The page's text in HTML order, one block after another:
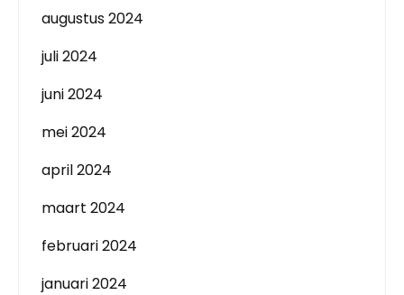
augustus 2024
juli 2024
juni 2024
mei 2024
april 2024
maart 2024
februari 2024
januari 2024